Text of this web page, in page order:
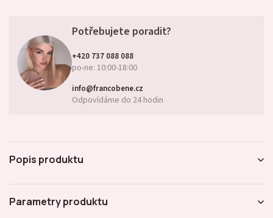
Potřebujete poradit?
+420 737 088 088
po-ne: 10:00-18:00
info@francobene.cz
Odpovídáme do 24 hodin
Popis produktu
Parametry produktu